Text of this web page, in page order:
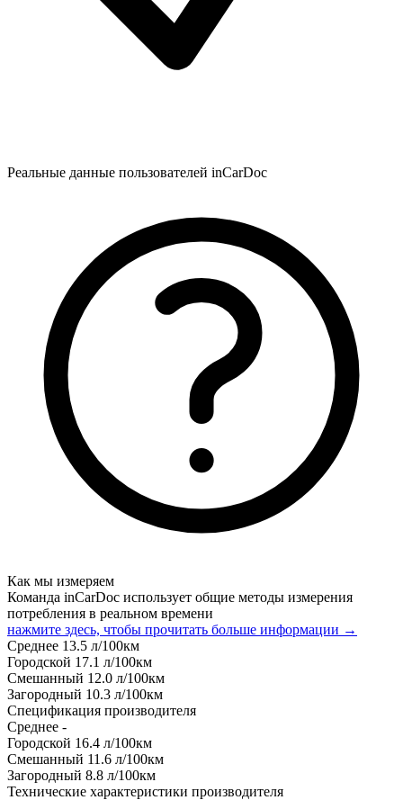
Реальные данные пользователей inCarDoc
Как мы измеряем
Команда inCarDoc использует общие методы измерения
потребления в реальном времени
нажмите здесь, чтобы прочитать больше информации →
Среднее 13.5 л/100км
Городской 17.1 л/100км
Смешанный 12.0 л/100км
Загородный 10.3 л/100км
Спецификация производителя
Среднее -
Городской 16.4 л/100км
Смешанный 11.6 л/100км
Загородный 8.8 л/100км
Технические характеристики производителя